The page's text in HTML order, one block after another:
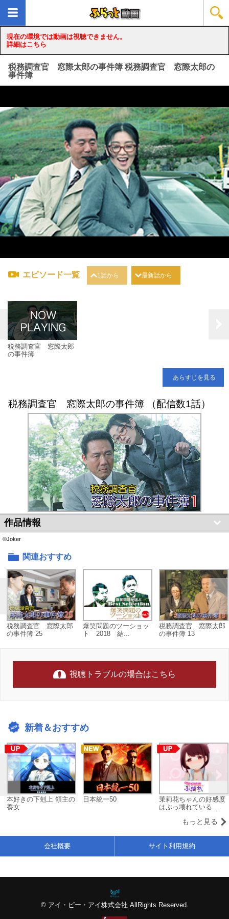
現在の環境では動画は視聴できません。
詳細はこちら
税務調査官 窓際太郎の事件簿 税務調査官 窓際太郎の
事件簿
loading...
エピソード一覧 1話から 最新話から
税務調査官 窓際太郎
の事件簿
あらすじを見る
税務調査官 窓際太郎の事件簿 （配信数1話）
作品情報
©Joker
関連おすすめ
税務調査官 窓際太郎
の事件簿 25
爆笑問題のツーショッ
ト 2018 結...
税務調査官 窓際太郎
の事件簿 13
視聴トラブルの場合はこちら
新着＆おすすめ
本好きの下剋上 領主の
養女
日本統一50
茉莉花ちゃんの好感度
はぶっ壊れている...
もっと見る
© アイ・ピー・アイ株式会社 AllRights Reserved.
会社概要 サイト利用規約